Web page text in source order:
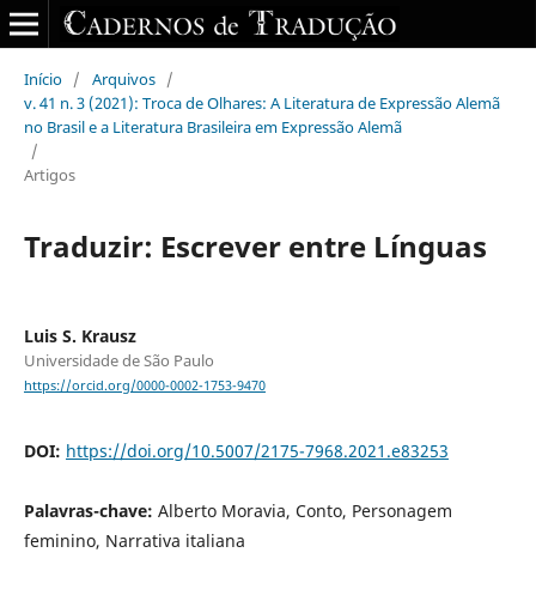
Início / Arquivos /
v. 41 n. 3 (2021): Troca de Olhares: A Literatura de Expressão Alemã
no Brasil e a Literatura Brasileira em Expressão Alemã
/
Artigos
Traduzir: Escrever entre Línguas
Luis S. Krausz
Universidade de São Paulo
https://orcid.org/0000-0002-1753-9470
DOI: https://doi.org/10.5007/2175-7968.2021.e83253
Palavras-chave: Alberto Moravia, Conto, Personagem
feminino, Narrativa italiana